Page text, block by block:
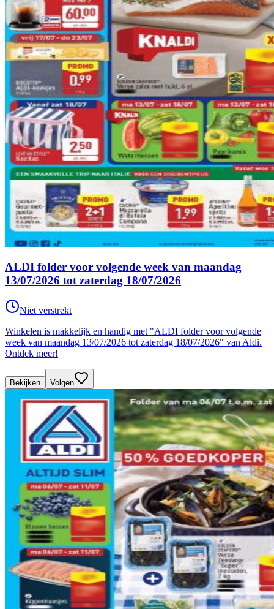
ALDI folder voor volgende week van maandag
13/07/2026 tot zaterdag 18/07/2026
Niet verstrekt
Winkelen is makkelijk en handig met "ALDI folder voor volgende
week van maandag 13/07/2026 tot zaterdag 18/07/2026" van Aldi.
Ontdek meer!
Bekijken Volgen